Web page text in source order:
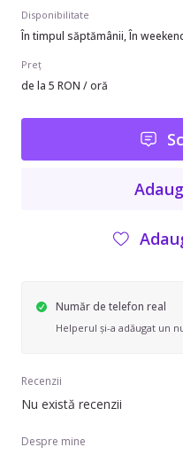
Disponibilitate
În timpul săptămânii, În
Preț
de la 5 RON / oră
Număr de telefon real
Helperul și-a adăugat un
Recenzii
Nu există recenzii
Despre mine